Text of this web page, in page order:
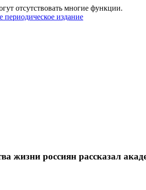
отсутствовать многие функции.
жизни россиян рассказал